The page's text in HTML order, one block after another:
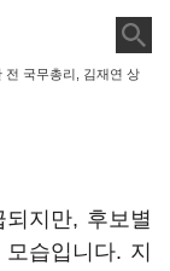
전 국무총리, 김재연 상
지만, 후보별
습입니다. 지